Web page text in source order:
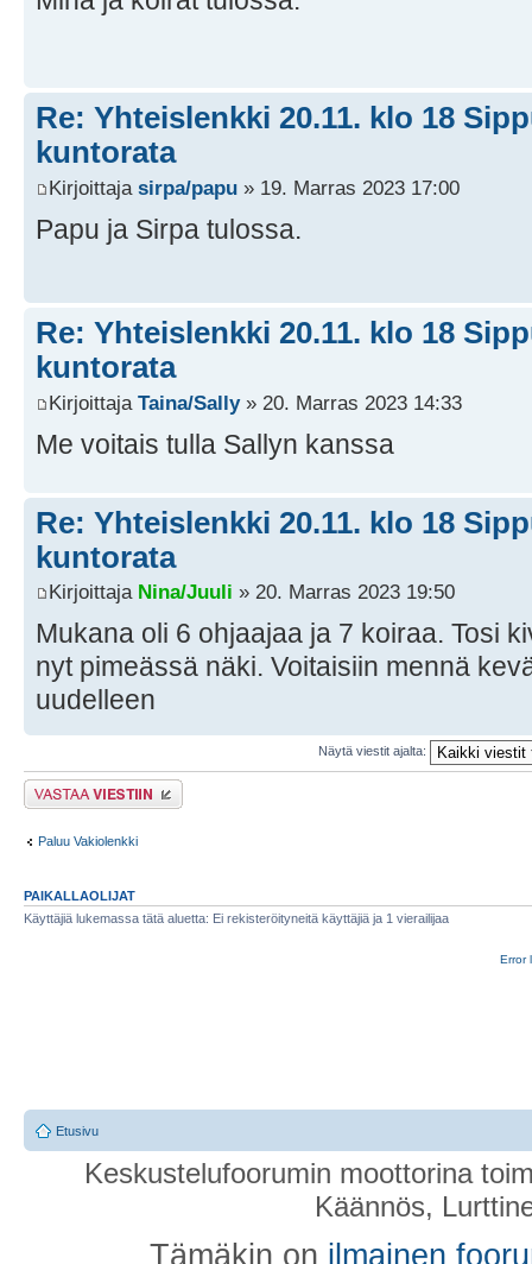
Re: Yhteislenkki 20.11. klo 18
kuntorata
Kirjoittaja sirpa/papu » 19. Marras 2023 17:00
Papu ja Sirpa tulossa.
Re: Yhteislenkki 20.11. klo 18
kuntorata
Kirjoittaja Taina/Sally» 20. Marras 2023 14:33
Me voitais tulla Sallyn kanssa
Re: Yhteislenkki 20.11. klo 18
kuntorata
Kirjoittaja Nina/Juuli » 20. Marras 2023 19:50
Mukana oli 6 ohjaajaa ja 7 koiraa. Tosi
nyt pimeässä näki. Voitaisiin mennä
uudelleen
Näytä viestit ajalta:
Lähetä vastaus
Paluu Vakiolenkki
PAIKALLAOLIJAT
Käyttäjiä lukemassa tätä aluetta: Ei rekisteröityneitä käyttäjiä ja 1 vierailijaa
Error
Etusivu
Keskustelufoorumin moottorina
Käännös,
Tämäkin on ilmainen